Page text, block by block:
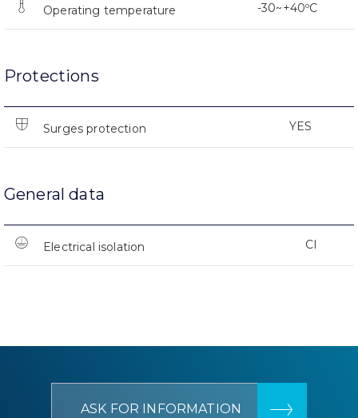
Operating temperature -30~+40ºC
Protections
Surges protection YES
General data
Electrical isolation CI
ASK FOR INFORMATION